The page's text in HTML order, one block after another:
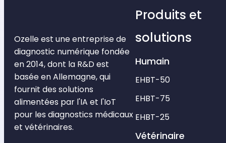
Ozelle est une entreprise de
diagnostic numérique fondée
en 2014, dont la R&D est
basée en Allemagne, qui
fournit des solutions
alimentées par l'IA et l'IoT
pour les diagnostics médicaux
et vétérinaires.
Produits et
solutions
Humain
EHBT-50
EHBT-75
EHBT-25
Vétérinaire